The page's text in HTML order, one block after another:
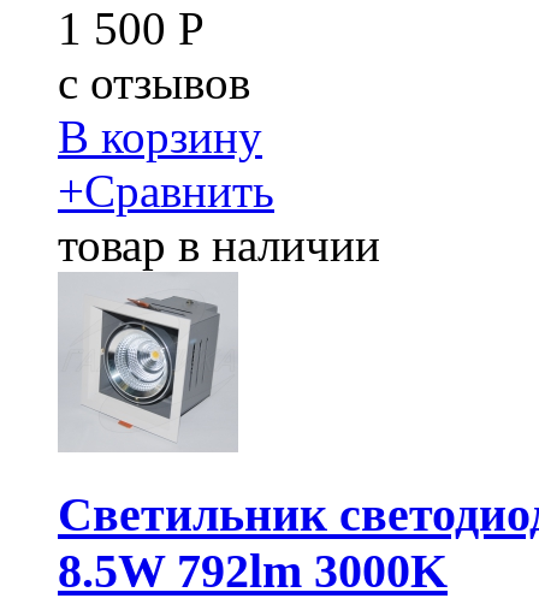
1 500 Р
c отзывов
В корзину
+Сравнить
товар в наличии
Светильник
8.5W 792lm 3000K